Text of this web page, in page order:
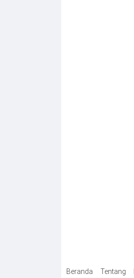
Beranda Tentang